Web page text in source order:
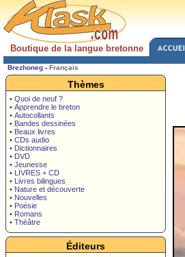
Boutique de la langue bretonne
Brezhoneg - Français
Thèmes
• Quoi de neuf ?
• Apprendre le breton
• Autocollants
• Bandes dessinées
• Beaux livres
• CDs audio
• Dictionnaires
• DVD
• Jeunesse
• LIVRES + CD
• Livres bilingues
• Nature et découverte
• Nouvelles
• Poésie
• Romans
• Théâtre
Éditeurs